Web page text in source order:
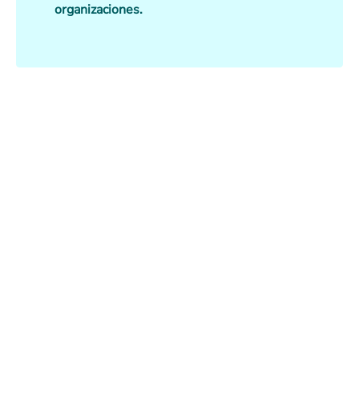
organizaciones.